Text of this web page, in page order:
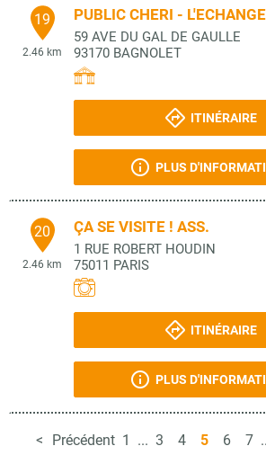
19
2.46 km
PUBLIC CHERI -
59 AVE DU GAL DE GAULLE
93170 BAGNOLET
ITINÉRAIRE
PLUS
20
2.46 km
ÇA SE VISITE ! ASS.
1 RUE ROBERT HOUDIN
75011 PARIS
ITINÉRAIRE
PLUS
Précédent 1 ... 3 4 5 6 7